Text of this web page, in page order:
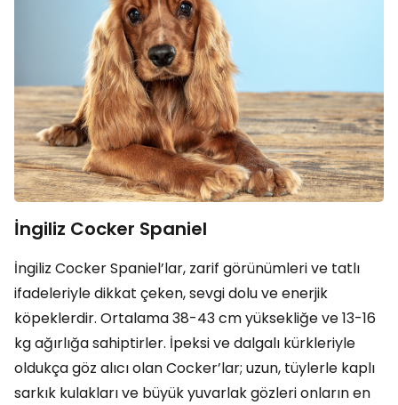
İngiliz Cocker Spaniel
İngiliz Cocker Spaniel’lar, zarif görünümleri ve tatlı
ifadeleriyle dikkat çeken, sevgi dolu ve enerjik
köpeklerdir. Ortalama 38-43 cm yüksekliğe ve 13-16
kg ağırlığa sahiptirler. İpeksi ve dalgalı kürkleriyle
oldukça göz alıcı olan Cocker’lar; uzun, tüylerle kaplı
sarkık kulakları ve büyük yuvarlak gözleri onların en